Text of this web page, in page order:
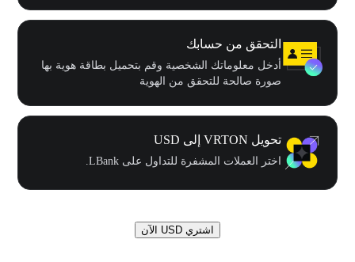
التحقق من حسابك
أدخل معلوماتك الشخصية وقم بتحميل بطاقة هوية بها
صورة صالحة للتحقق من الهوية
تحويل VRTON إلى USD
اختر العملات المشفرة للتداول على LBank.
اشتري USD الآن